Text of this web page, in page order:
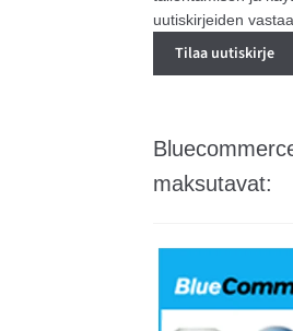
uutiskirjeiden
maksutavat: